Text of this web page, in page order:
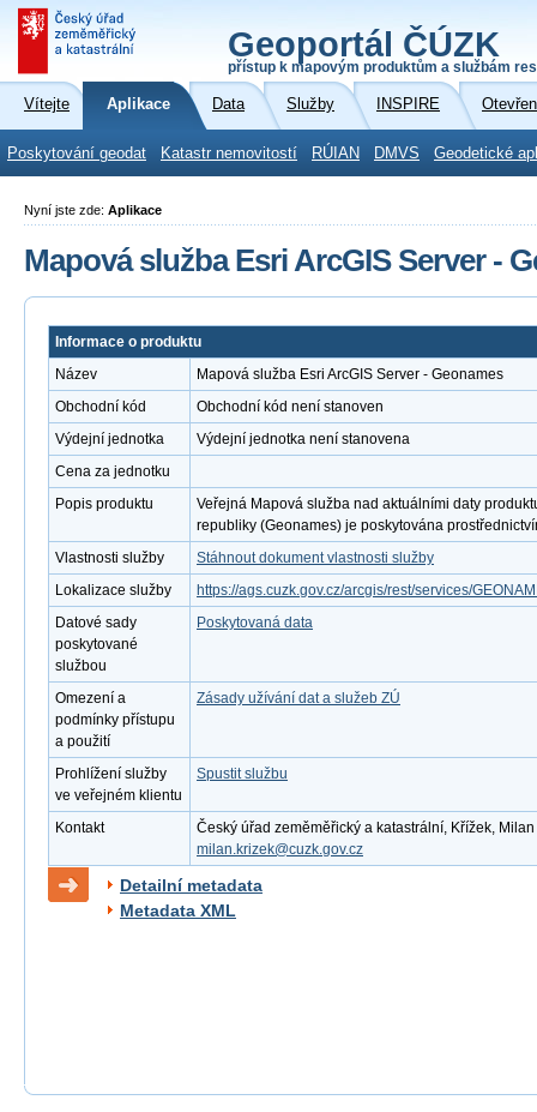
Geoportál ČÚZK
přístup k mapovým produktům a službám
Vítejte Aplikace Data Služby INSPIRE
Poskytování geodat Katastr nemovitostí RÚIAN DMVS Geodetické
Nyní jste zde: Aplikace
Mapová služba Esri ArcGIS Server -
Informace o produktu
Název
Mapová služba Esri ArcGIS Server - Geonames
Obchodní kód
Obchodní kód není stanoven
Výdejní jednotka
Výdejní jednotka není stanovena
Cena za jednotku
Popis produktu
Veřejná Mapová služba nad aktuálními daty
republiky (Geonames) je poskytována
Vlastnosti služby
Stáhnout dokument vlastnosti služby
Lokalizace služby
https://ags.cuzk.gov.cz/arcgis/rest/services/
Datové sady
poskytované
službou
Poskytovaná data
Omezení a
podmínky přístupu
a použití
Zásady užívání dat a služeb ZÚ
Prohlížení služby
ve veřejném klientu
Spustit službu
Kontakt
Český úřad zeměměřický a katastrální, Křížek,
milan.krizek@cuzk.gov.cz
Detailní metadata
Metadata XML